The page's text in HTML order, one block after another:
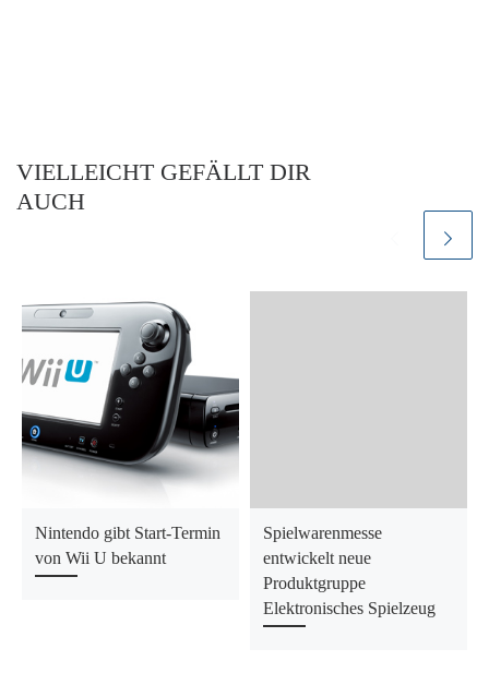
VIELLEICHT GEFÄLLT DIR
AUCH
Nintendo gibt Start-Termin
von Wii U bekannt
Spielwarenmesse
entwickelt neue
Produktgruppe
Elektronisches Spielzeug